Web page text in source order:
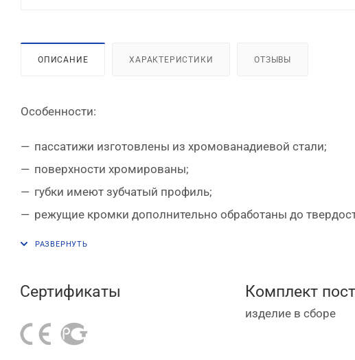
ОПИСАНИЕ ХАРАКТЕРИСТИКИ ОТЗЫВЫ
Особенности:
пассатижи изготовлены из хромованадиевой стали;
поверхности хромированы;
губки имеют зубчатый профиль;
режущие кромки дополнительно обработаны до
Сертификаты Комплект
изделие в сборе